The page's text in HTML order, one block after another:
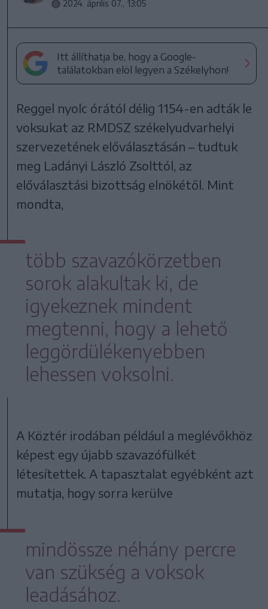
2024. április 07., 13:05
Itt állíthatja be, hogy a Google-
találatokban elöl legyen a Székelyhon!
Reggel nyolc órától délig 1154-en adták le
voksukat az RMDSZ székelyudvarhelyi
szervezetének előválasztásán – tudtuk
meg Ladányi László Zsolttól, az
előválasztási bizottság elnökétől. Mint
mondta,
több szavazókörzetben
sorok alakultak ki, de
igyekeznek mindent
megtenni, hogy a lehető
leggördülékenyebben
lehessen voksolni.
A Köztér irodában például a meglévőkhöz
képest egy újabb szavazófülkét
létesítettek. A tapasztalat egyébként azt
mutatja, hogy sorra kerülve
mindössze néhány percre
van szükség a voksok
leadásához.